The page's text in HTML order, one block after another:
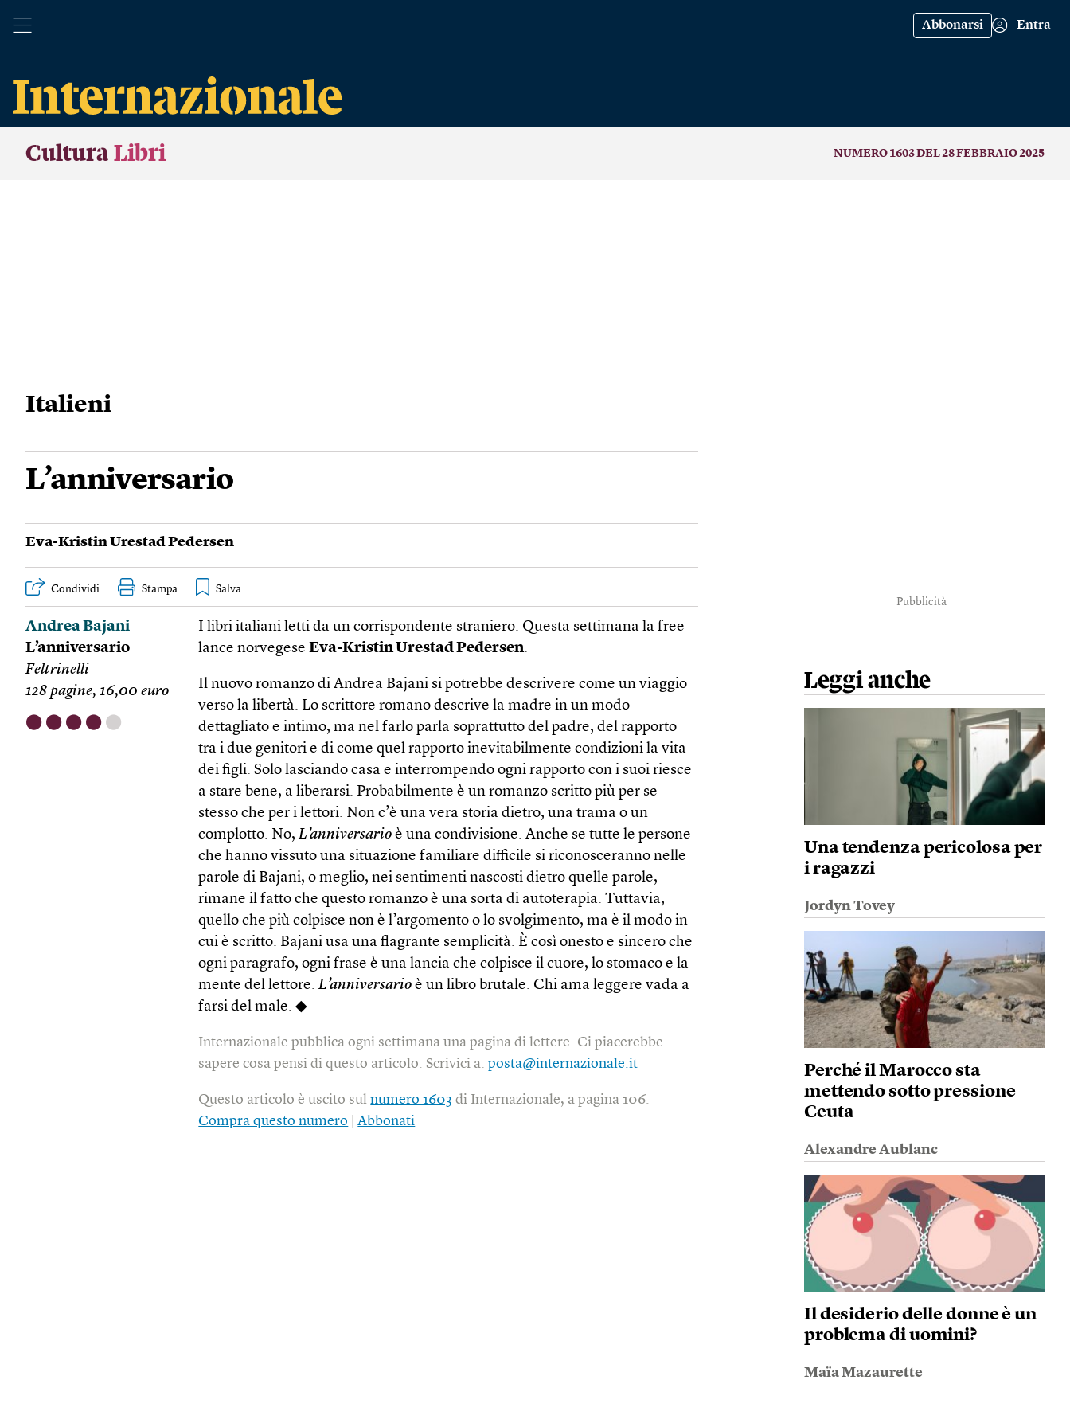
Abbonarsi Entra
Cultura Libri NUMERO 1603 DEL 28 FEBBRAIO 2025
Italieni
L’anniversario
Eva-Kristin Urestad Pedersen
Condividi Stampa
Andrea Bajani
L’anniversario
Feltrinelli
128 pagine, 16,00 euro
⬤ ⬤ ⬤ ⬤ ⬤
I libri italiani letti da un corrispondente straniero. Questa settimana la free
lance norvegeseEva-Kristin Urestad Pedersen.
Il nuovo romanzo di Andrea Bajani si potrebbe descrivere come un viaggio
verso la libertà. Lo scrittore romano descrive la madre in un modo
dettagliato e intimo, ma nel farlo parla soprattutto del padre, del rapporto
tra i due genitori e di come quel rapporto inevitabilmente condizioni la vita
dei figli. Solo lasciando casa e interrompendo ogni rapporto con i suoi riesce
a stare bene, a liberarsi. Probabilmente è un romanzo scritto più per se
stesso che per i lettori. Non c’è una vera storia dietro, una trama o un
complotto. No,L’anniversario è una condivisione. Anche se tutte le persone
che hanno vissuto una situazione familiare difficile si riconosceranno nelle
parole di Bajani, o meglio, nei sentimenti nascosti dietro quelle parole,
rimane il fatto che questo romanzo è una sorta di autoterapia. Tuttavia,
quello che più colpisce non è l’argomento o lo svolgimento, ma è il modo in
cui è scritto. Bajani usa una flagrante semplicità. È così onesto e sincero che
ogni paragrafo, ogni frase è una lancia che colpisce il cuore, lo stomaco e la
mente del lettore.L’anniversario è un libro brutale. Chi ama leggere vada a
farsi del male. ◆
Internazionale pubblica ogni settimana una pagina di lettere. Ci piacerebbe
sapere cosa pensi di questo articolo. Scrivici a:posta@internazionale.it
Questo articolo è uscito sulnumero 1603 di Internazionale, a pagina 106.
Compra questo numero |Abbonati
Pubblicità
Leggi anche
Una tendenza pericolosa per
i ragazzi
Jordyn Tovey
Perché il Marocco sta
mettendo sotto pressione
Ceuta
Alexandre Aublanc
Il desiderio delle donne è un
problema di uomini?
Maïa Mazaurette